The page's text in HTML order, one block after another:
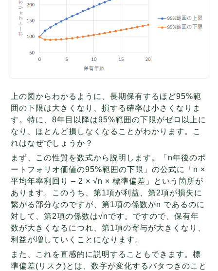
上の図からわかるように、長期保有するほど95%範
囲の下限は大きくなり、損する確率は小さくなりま
す。特に、8年目以降は95%範囲の下限がゼロ以上に
なり、ほとんど損しなくなることがわかります。こ
れはなぜでしょうか？
まず、この性質を数式から説明します。「n年後のポ
ートフォリオ価値の95%範囲の下限」の公式に「n ×
平均年率利回り – 2 × √n × 標準偏差」という箇所が
あります。このうち、第1項が利益、第2項が損失に
繋がる部分なのですが、第1項の係数がn であるのに
対して、第2項の係数は√nです。ですので、保有年
数が大きくなるにつれ、第1項の寄与が大きくなり、
利益が増していくことになります。
また、これを直感的に説明することもできます。標
準偏差(リスク)とは、数字が変化するバタつきのこと